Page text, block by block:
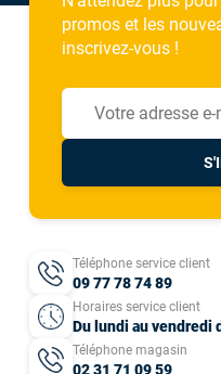
promos et les
inscrivez-vous !
Téléphone service client
09 77 78 74 89
Horaires service client
Du lundi au vendredi
Téléphone magasin
02 31 71 09 59